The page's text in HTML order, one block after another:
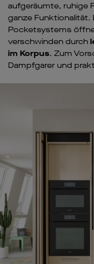
aufgeräumte, ruhige
ganze Funktionalität.
Pocketsystems
verschwinden durch
im Korpus. Zum
Dampfgarer und